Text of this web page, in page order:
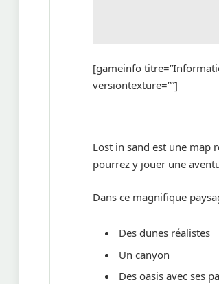
[gameinfo
versiontexture=””]
Lost in sand est une map
pourrez y jouer une
Dans ce magnifique
Des dunes réalistes
Un canyon
Des oasis avec ses